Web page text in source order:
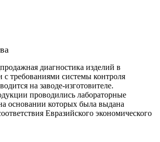
диагностика изделий в
с требованиями системы контроля
на заводе-изготовителе.
проводились лабораторные
основании которых была выдана
Евразийского экономического